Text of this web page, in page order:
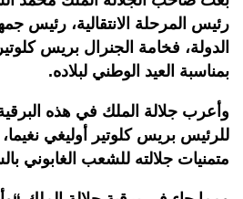
رئيس المرحلة الانتقالية، رئيس
الدولة، فخامة الجنرال بريس
بمناسبة العيد الوطني لبلاده.
وأعرب جلالة الملك في هذه
للرئيس بريس كلوتير أوليغي
متمنيات جلالته للشعب الغابوني